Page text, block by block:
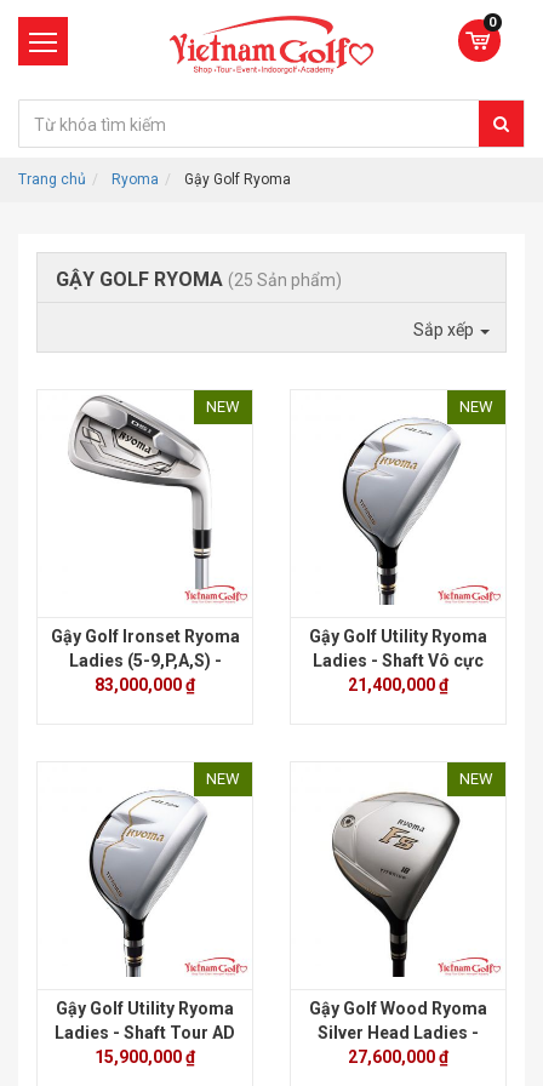
0
Trang chủ Ryoma Gậy Golf Ryoma
GẬY GOLF RYOMA (25 Sản phẩm)
Sắp xếp
NEW
Gậy Golf Ironset Ryoma
Ladies (5-9,P,A,S) -
Shaft Tour AD
83,000,000 ₫
NEW
Gậy Golf Utility Ryoma
Ladies - Shaft Vô cực
21,400,000 ₫
NEW
Gậy Golf Utility Ryoma
Ladies - Shaft Tour AD
15,900,000 ₫
NEW
Gậy Golf Wood Ryoma
Silver Head Ladies -
Shaft Vô cực
27,600,000 ₫